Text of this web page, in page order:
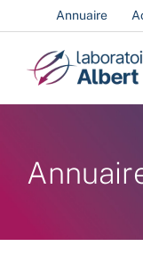
au
contenu
Annuaire